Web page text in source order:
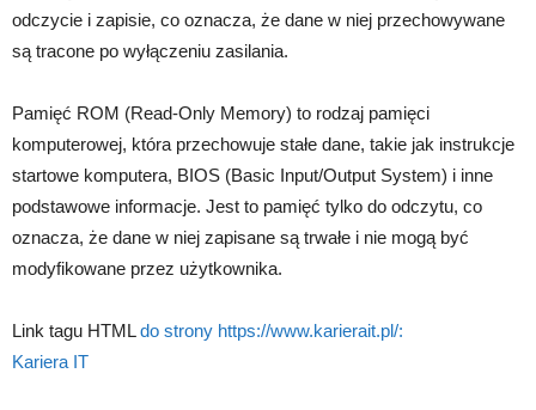
odczycie i zapisie, co oznacza, że ​​dane w niej przechowywane
są tracone po wyłączeniu zasilania.
Pamięć ROM (Read-Only Memory) to rodzaj pamięci
komputerowej, która przechowuje stałe dane, takie jak instrukcje
startowe komputera, BIOS (Basic Input/Output System) i inne
podstawowe informacje. Jest to pamięć tylko do odczytu, co
oznacza, że ​​dane w niej zapisane są trwałe i nie mogą być
modyfikowane przez użytkownika.
Link tagu HTMLdo strony https://www.karierait.pl/:
Kariera IT